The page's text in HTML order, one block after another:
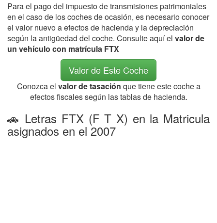
Para el pago del impuesto de transmisiones patrimoniales
en el caso de los coches de ocasión, es necesario conocer
el valor nuevo a efectos de hacienda y la depreciación
según la antigüedad del coche. Consulte aquí el valor de
un vehículo con matrícula FTX
Valor de Este Coche
Conozca el valor de tasación que tiene este coche a
efectos fiscales según las tablas de hacienda.
🚗 Letras FTX (F T X) en la Matricula
asignados en el 2007